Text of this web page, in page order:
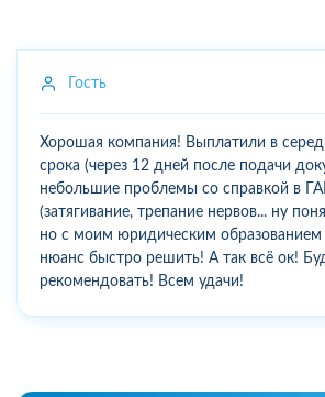
Гость
Хорошая компания! Выплатили в
срока (через 12 дней после подачи
небольшие проблемы со справкой в
(затягивание, трепание нервов... ну
но с моим юридическим образованием
нюанс быстро решить! А так всё ок!
рекомендовать! Всем удачи!